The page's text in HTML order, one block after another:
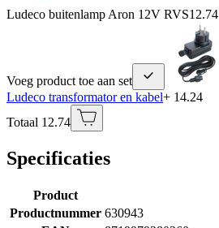
Ludeco buitenlamp Aron 12V RVS12.74
Voeg product toe aan set
Ludeco transformator en kabel+ 14.24
Totaal 12.74
Specificaties
Product
Productnummer 630943